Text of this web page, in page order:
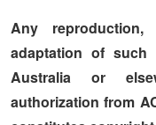
Any reproduction,
adaptation of
Australia or
authorization from